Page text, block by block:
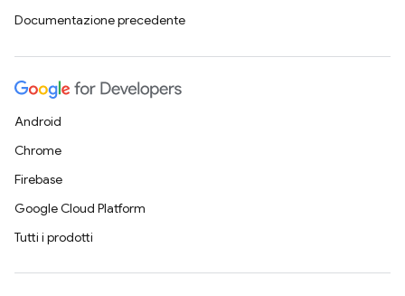
Documentazione precedente
Android
Chrome
Firebase
Google Cloud Platform
Tutti i prodotti